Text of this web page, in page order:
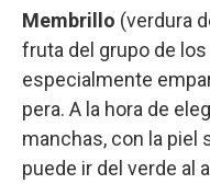
Membrillo (verdura
fruta del grupo de
especialmente
pera. A la hora de
manchas, con la piel
puede ir del verde al